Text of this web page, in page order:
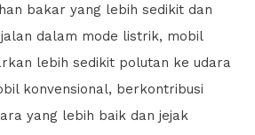
bakar yang lebih sedikit dan
dalam mode listrik, mobil
lebih sedikit polutan ke udara
konvensional, berkontribusi
yang lebih baik dan jejak